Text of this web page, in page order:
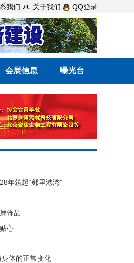
我们  关于我们 QQ登录
会展信息 曝光台
年筑起“邻里港湾”
饰品
心
体的正常变化